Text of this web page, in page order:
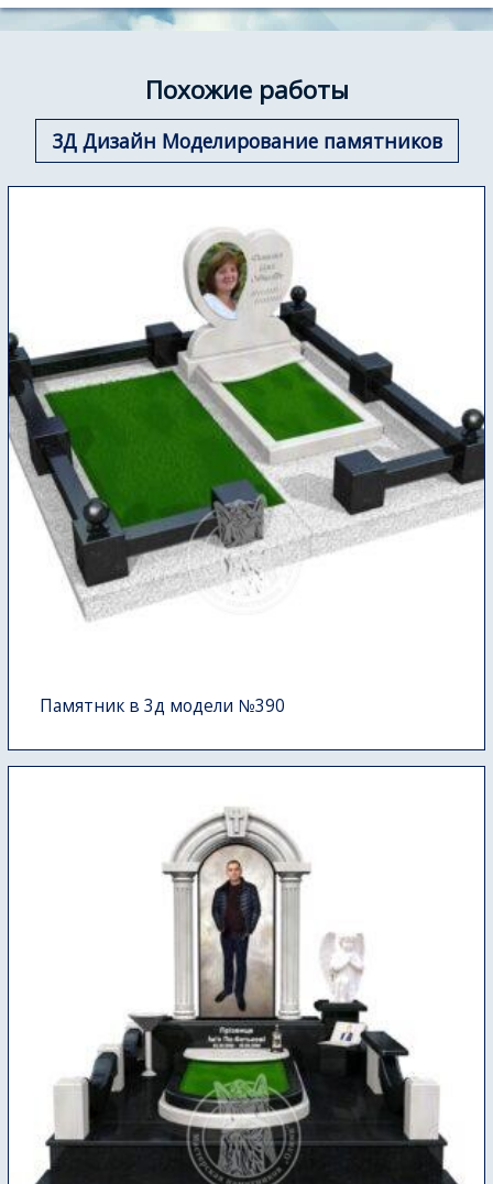
Похожие работы
3Д Дизайн Моделирование памятников
Памятник в 3д модели №390